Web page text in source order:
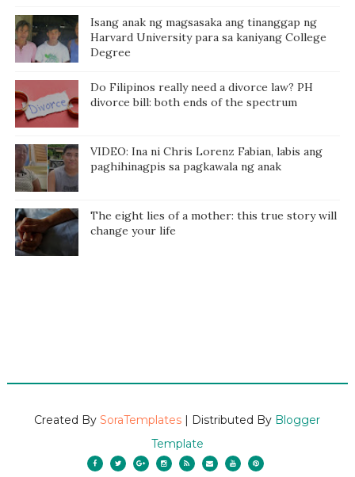
Isang anak ng magsasaka ang tinanggap ng
Harvard University para sa kaniyang College
Degree
Do Filipinos really need a divorce law? PH
divorce bill: both ends of the spectrum
VIDEO: Ina ni Chris Lorenz Fabian, labis ang
paghihinagpis sa pagkawala ng anak
The eight lies of a mother: this true story will
change your life
Created BySoraTemplates | Distributed By Blogger
Template